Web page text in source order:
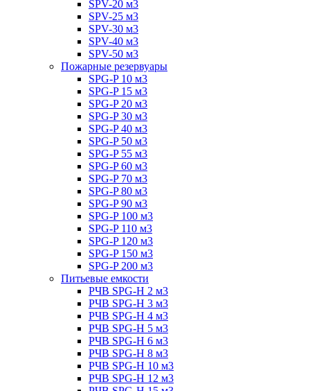
SPV-20 м3
SPV-25 м3
SPV-30 м3
SPV-40 м3
SPV-50 м3
Пожарные резервуары
SPG-P 10 м3
SPG-P 15 м3
SPG-P 20 м3
SPG-P 30 м3
SPG-P 40 м3
SPG-P 50 м3
SPG-P 55 м3
SPG-P 60 м3
SPG-P 70 м3
SPG-P 80 м3
SPG-P 90 м3
SPG-P 100 м3
SPG-P 110 м3
SPG-P 120 м3
SPG-P 150 м3
SPG-P 200 м3
Питьевые емкости
РЧВ SPG-H 2 м3
РЧВ SPG-H 3 м3
РЧВ SPG-H 4 м3
РЧВ SPG-H 5 м3
РЧВ SPG-H 6 м3
РЧВ SPG-H 8 м3
РЧВ SPG-H 10 м3
РЧВ SPG-H 12 м3